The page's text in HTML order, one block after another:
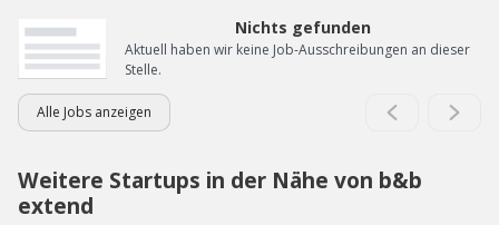
Nichts gefunden
Aktuell haben wir keine Job-Ausschreibungen an dieser
Stelle.
Alle Jobs anzeigen
Weitere Startups in der Nähe von b&b
extend